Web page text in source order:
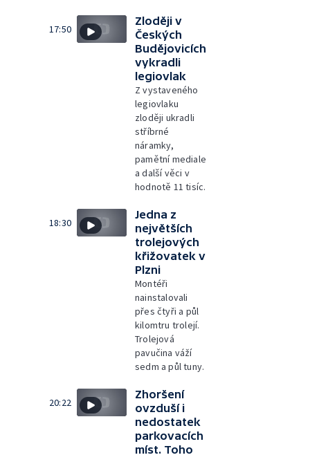
17:50
Zloději v
Českých
Budějovicích
vykradli
legiovlak
Z vystaveného
legiovlaku
zloději ukradli
stříbrné
náramky,
pamětní mediale
a další věci v
hodnotě 11 tisíc.
18:30
Jedna z
největších
trolejových
křižovatek v
Plzni
Montéři
nainstalovali
přes čtyři a půl
kilomtru trolejí.
Trolejová
pavučina váží
sedm a půl tuny.
20:22
Zhoršení
ovzduší i
nedostatek
parkovacích
míst. Toho